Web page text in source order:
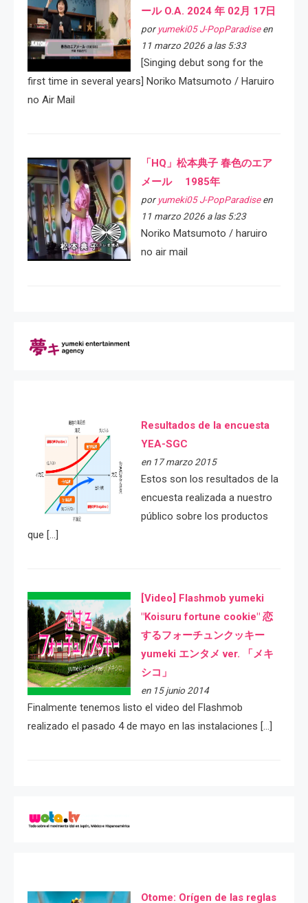
ール O.A. 2024 年 02月 17日
por yumeki05 J-PopParadiseen
11 marzo 2026 a las 5:33
[Singing debut song for the
first time in several years] Noriko Matsumoto / Haruiro
no Air Mail
「HQ」松本典子 春色のエア
メール 1985年
por yumeki05 J-PopParadiseen
11 marzo 2026 a las 5:23
Noriko Matsumoto / haruiro
no air mail
Resultados de la encuesta
YEA-SGC
en 17 marzo 2015
Estos son los resultados de la
encuesta realizada a nuestro
público sobre los productos
que […]
[Video] Flashmob yumeki
"Koisuru fortune cookie" 恋
するフォーチュンクッキー
yumeki エンタメ ver. 「メキ
シコ」
en 15 junio 2014
Finalmente tenemos listo el video del Flashmob
realizado el pasado 4 de mayo en las instalaciones […]
Otome: Orígen de las reglas